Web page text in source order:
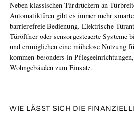
Neben klassischen Türdrückern an
Automatiktüren gibt es immer mehr
barrierefreie Bedienung. Elektrische
Türöffner oder sensorgesteuerte Systeme
und ermöglichen eine mühelose Nutzung
kommen besonders in
Wohngebäuden zum Einsatz.
WIE LÄSST SICH DIE